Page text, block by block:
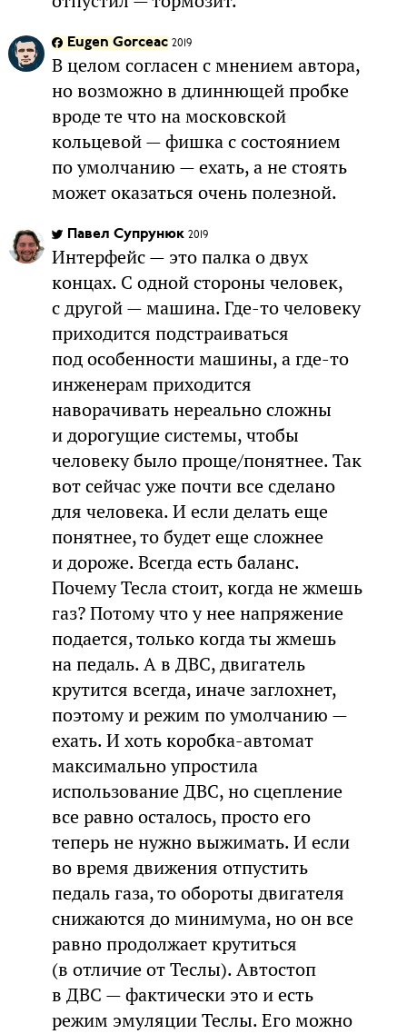
Eugen Gorceac 2019
В целом согласен с мнением автора,
но возможно в длиннющей пробке
вроде те что на московской
кольцевой — фишка с состоянием
по умолчанию — ехать, а не стоять
может оказаться очень полезной.
Павел Супрунюк 2019
Интерфейс — это палка о двух
концах. С одной стороны человек,
с другой — машина. Где-то человеку
приходится подстраиваться
под особенности машины, а где-то
инженерам приходится
наворачивать нереально сложны
и дорогущие системы, чтобы
человеку было проще/понятнее. Так
вот сейчас уже почти все сделано
для человека. И если делать еще
понятнее, то будет еще сложнее
и дороже. Всегда есть баланс.
Почему Тесла стоит, когда не жмешь
газ? Потому что у нее напряжение
подается, только когда ты жмешь
на педаль. А в ДВС, двигатель
крутится всегда, иначе заглохнет,
поэтому и режим по умолчанию —
ехать. И хоть коробка-автомат
максимально упростила
использование ДВС, но сцепление
все равно осталось, просто его
теперь не нужно выжимать. И если
во время движения отпустить
педаль газа, то обороты двигателя
снижаются до минимума, но он все
равно продолжает крутиться
(в отличие от Теслы). Автостоп
в ДВС — фактически это и есть
режим эмуляции Теслы. Его можно